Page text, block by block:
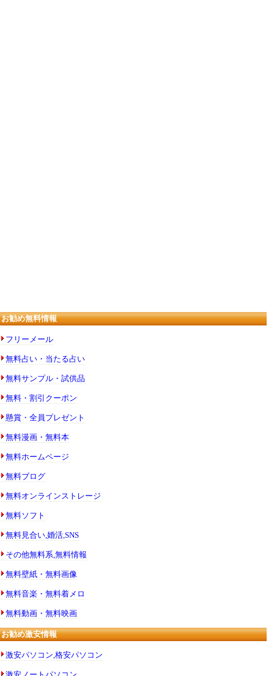
お勧め無料情報
フリーメール
無料占い・当たる占い
無料サンプル・試供品
無料・割引クーポン
懸賞・全員プレゼント
無料漫画・無料本
無料ホームページ
無料ブログ
無料オンラインストレージ
無料ソフト
無料見合い,婚活,SNS
その他無料系,無料情報
無料壁紙・無料画像
無料音楽・無料着メロ
無料動画・無料映画
お勧め激安情報
激安パソコン,格安パソコン